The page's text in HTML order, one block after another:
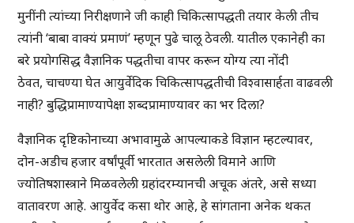
मुनींनी त्यांच्या निरीक्षणाने जी काही चिकित्सापद्धती तयार केली तीच
त्यांनी ‘बाबा वाक्यं प्रमाणं’ म्हणून पुढे चालू ठेवली. यातील एकानेही का
बरे प्रयोगसिद्ध वैज्ञानिक पद्धतीचा वापर करून योग्य त्या नोंदी
ठेवत, चाचण्या घेत आयुर्वेदिक चिकित्सापद्धतीची विश्वासार्हता वाढवली
नाही? बुद्धिप्रामाण्यापेक्षा शब्दप्रामाण्यावर का भर दिला?
वैज्ञानिक दृष्टिकोनाच्या अभावामुळे आपल्याकडे विज्ञान म्हटल्यावर,
दोन-अडीच हजार वर्षांपूर्वी भारतात असलेली विमाने आणि
ज्योतिषशास्त्राने मिळवलेली ग्रहांदरम्यानची अचूक अंतरे, असे सध्या
वातावरण आहे. आयुर्वेद कसा थोर आहे, हे सांगताना अनेक थकत